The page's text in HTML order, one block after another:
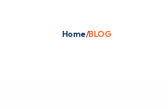
Home/BLOG